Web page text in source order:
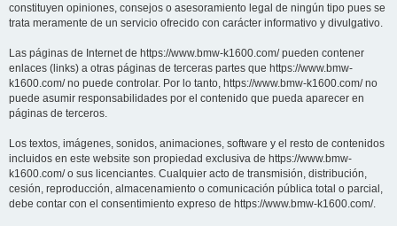
constituyen opiniones, consejos o asesoramiento legal de ningún tipo pues se
trata meramente de un servicio ofrecido con carácter informativo y divulgativo.
Las páginas de Internet de https://www.bmw-k1600.com/ pueden contener
enlaces (links) a otras páginas de terceras partes que https://www.bmw-
k1600.com/ no puede controlar. Por lo tanto, https://www.bmw-k1600.com/ no
puede asumir responsabilidades por el contenido que pueda aparecer en
páginas de terceros.
Los textos, imágenes, sonidos, animaciones, software y el resto de contenidos
incluidos en este website son propiedad exclusiva de https://www.bmw-
k1600.com/ o sus licenciantes. Cualquier acto de transmisión, distribución,
cesión, reproducción, almacenamiento o comunicación pública total o parcial,
debe contar con el consentimiento expreso de https://www.bmw-k1600.com/.